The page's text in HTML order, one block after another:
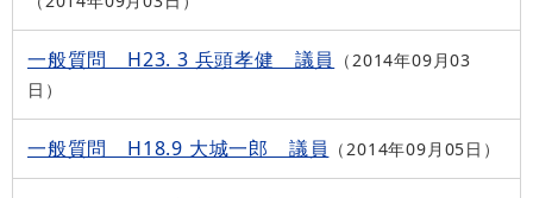
一般質問 H23. 3 兵頭孝健 議員
2014年09月03
日
一般質問 H18.9 大城一郎 議員 2014年09月05日